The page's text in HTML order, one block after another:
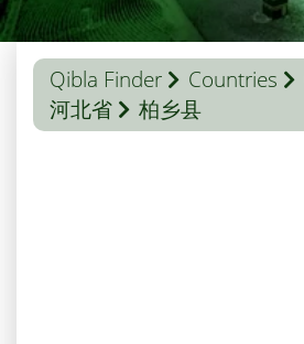
Qibla Finder Countries
河北省
柏乡县